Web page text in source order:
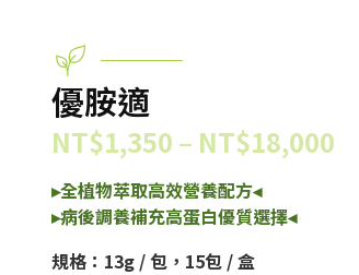
優胺適
NT$1,350 – NT$18,000
▸全植物萃取高效營養配方◂
▸病後調養補充高蛋白優質選擇◂
規格：13g / 包，15包 / 盒